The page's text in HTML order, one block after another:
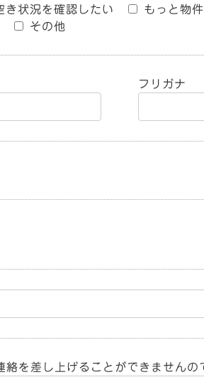
き状況を確認したい
もっと物
その他
フリガナ
絡を差し上げることができません